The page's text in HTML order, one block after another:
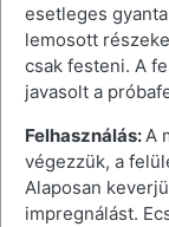
esetleges
lemosott
csak festeni. A
javasolt a
Felhasználás:A
végezzük, a
Alaposan
impregnálást.